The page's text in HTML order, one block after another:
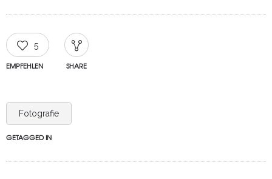
5
EMPFEHLEN SHARE
Fotografie
GETAGGED IN